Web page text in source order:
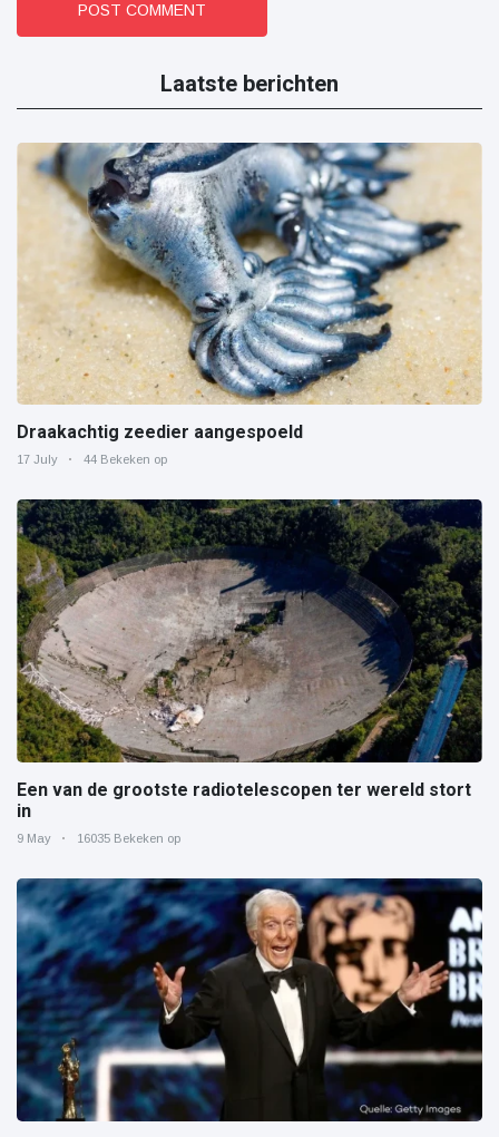
POST COMMENT
Laatste berichten
Draakachtig zeedier aangespoeld
17 July 44 Bekeken op
Een van de grootste radiotelescopen ter wereld stort
in
9 May 16035 Bekeken op